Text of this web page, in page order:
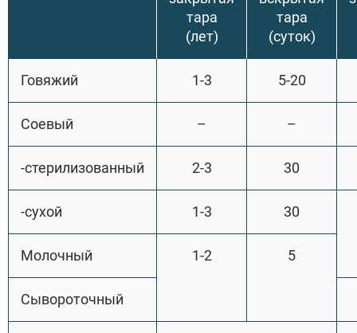
тара
(лет)
тара
(суток)
Говяжий 1-3 5-20
Соевый – –
-стерилизованный 2-3 30
-сухой 1-3 30
Молочный 1-2 5
Сывороточный